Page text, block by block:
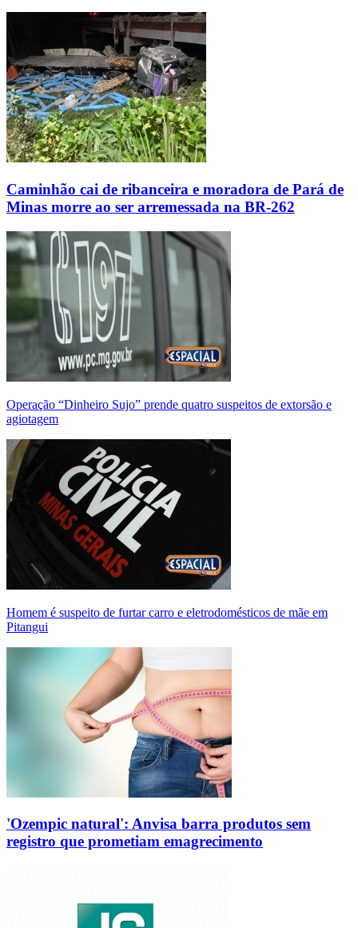
Caminhão cai de ribanceira e moradora de Pará de
Minas morre ao ser arremessada na BR-262
Operação “Dinheiro Sujo” prende quatro suspeitos de extorsão e
agiotagem
Homem é suspeito de furtar carro e eletrodomésticos de mãe em
Pitangui
'Ozempic natural': Anvisa barra produtos sem
registro que prometiam emagrecimento